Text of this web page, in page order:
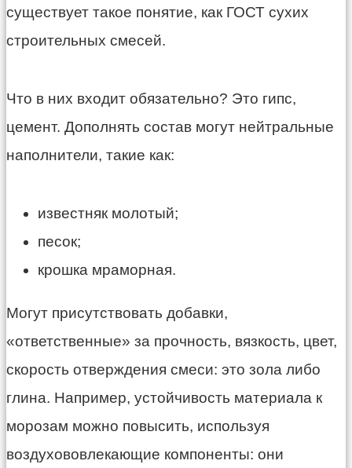
существует такое понятие, как ГОСТ сухих
строительных смесей.
Что в них входит обязательно? Это гипс,
цемент. Дополнять состав могут нейтральные
наполнители, такие как:
известняк молотый;
песок;
крошка мраморная.
Могут присутствовать добавки,
«ответственные» за прочность, вязкость, цвет,
скорость отверждения смеси: это зола либо
глина. Например, устойчивость материала к
морозам можно повысить, используя
воздухововлекающие компоненты: они